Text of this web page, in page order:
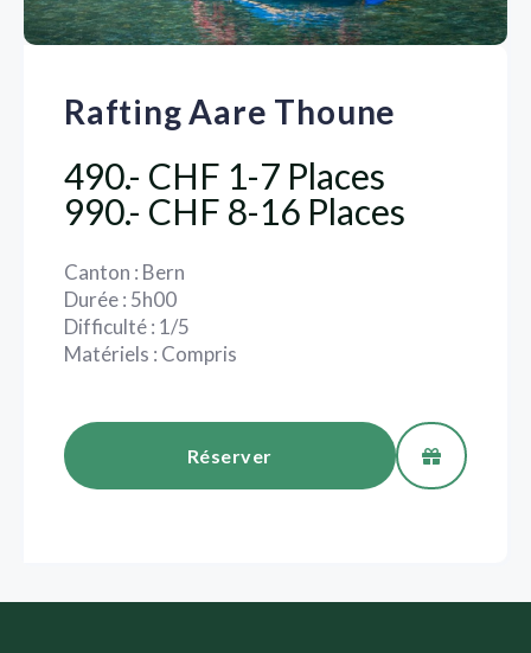
Rafting Aare Thoune
490.- CHF 1-7 Places
990.- CHF 8-16 Places
Canton : Bern
Durée : 5h00
Difficulté : 1/5
Matériels : Compris
Réserver